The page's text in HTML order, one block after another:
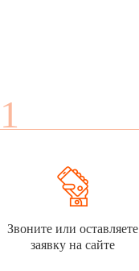
1
Звоните или оставляете
заявку на сайте